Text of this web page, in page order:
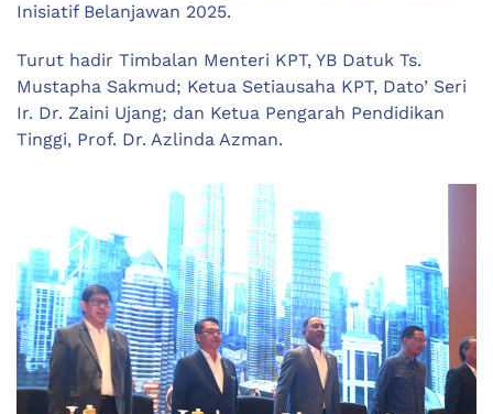
Inisiatif Belanjawan 2025.
Turut hadir Timbalan Menteri KPT, YB Datuk Ts.
Mustapha Sakmud; Ketua Setiausaha KPT, Dato’ Seri
Ir. Dr. Zaini Ujang; dan Ketua Pengarah Pendidikan
Tinggi, Prof. Dr. Azlinda Azman.